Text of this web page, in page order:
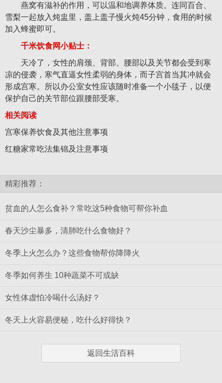
燕窝有滋补的作用，可以温和地调养体质。连同百合、
雪梨一起放入炖盅里，盖上盖子慢火炖45分钟，食用的时候
加入蜂蜜即可。
千米饮食网小贴士：
天冷了，女性的肩颈、背部、腰部以及关节都会受到寒
凉的侵袭，寒气直逼女性柔弱的身体，而子宫首当其冲就会
形成宫寒。所以办公室女性应该随时准备一个小毯子，以便
保护自己的关节部位跟腰部受寒。
相关阅读
宫寒保养饮食及其他注意事项
红糖家常吃法集锦及注意事项
精彩推荐：
贫血的人怎么食补？常吃这5种食物可帮你补血
春天沙尘暴多，清肺吃什么食物好？
冬季上火怎么办？这些食物帮你降降火
冬季如何养生 10种蔬菜不可或缺
女性体虚怕冷喝什么汤好？
冬天上火容易便秘，吃什么好得快？
返回生活百科